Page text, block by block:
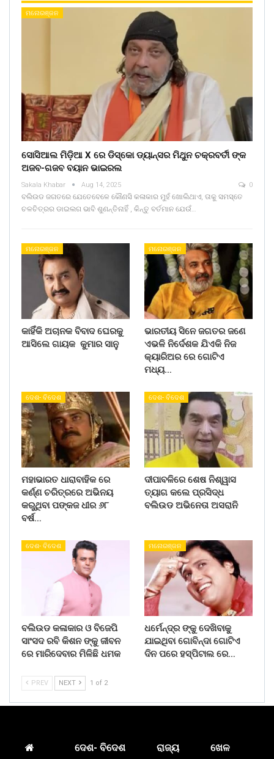
ମନୋରଞ୍ଜନ
ସୋସିଆଲ ମିଡ଼ିଆ X ରେ ଡିସ୍କୋ ଡ୍ୟାନ୍ସର ମିଥୁନ ଚକ୍ରବର୍ତୀ ଙ୍କ
ଅଜବ-ଗଜବ ବୟାନ ଭାଇରଲ
Sakala Khabar Aug 14, 2025 0
ବଲିଉଡ ଜଗତରେ ଯେତେବେଳେ କୌଣସି କଳାକାର ମୁହଁ ଖୋଲିଥାଏ, ତାକୁ ସମସ୍ତେ
ଚଳଚିତ୍ରର ଡାଇଲଗ ଭାବି ଶୁଣନ୍ତିନାହିଁ , କିନ୍ତୁ ବର୍ତମାନ ଯେଉଁ…
ମନୋରଞ୍ଜନ
କାହିଁକି ଅଚାନକ ବିବାଦ ଘେରକୁ
ଆସିଲେ ଗାୟକ କୁମାର ସାନୁ
ମନୋରଞ୍ଜନ
ଭାରତୀୟ ସିନେ ଜଗତର ଜଣେ
ଏଭଳି ନିର୍ଦେଶକ ଯିଏକି ନିଜ
କ୍ୟାରିଅର ରେ ଗୋଟିଏ
ମଧ୍ୟ…
ଦେଶ- ବିଦେଶ
ମହାଭାରତ ଧାରାବାହିକ ରେ
କର୍ଣ୍ଣ ଚରିତ୍ରରେ ଅଭିନୟ
କରୁଥିବା ପଙ୍କଜ ଧୀର ୬୮
ବର୍ଷ…
ଦେଶ- ବିଦେଶ
ଦୀପାବଳିରେ ଶେଷ ନିଶ୍ୱାସ
ତ୍ୟାଗ କଲେ ପ୍ରସିଦ୍ଧ
ବଲିଉଡ ଅଭିନେତା ଅସରାନି
ଦେଶ- ବିଦେଶ
ବଲିଉଡ କଳାକାର ଓ ବିଜେପି
ସାଂସଦ ରବି କିଶନ ଙ୍କୁ ଜୀବନ
ରେ ମାରିଦେବାର ମିଳିଛି ଧମକ
ମନୋରଞ୍ଜନ
ଧର୍ମେନ୍ଦ୍ର ଙ୍କୁ ଦେଖିବାକୁ
ଯାଇଥିବା ଗୋବିନ୍ଦା ଗୋଟିଏ
ଦିନ ପରେ ହସ୍ପିଟାଲ ରେ…
PREV NEXT 1 of 2
ଦେଶ- ବିଦେଶ ରାଜ୍ୟ ଖେଳ